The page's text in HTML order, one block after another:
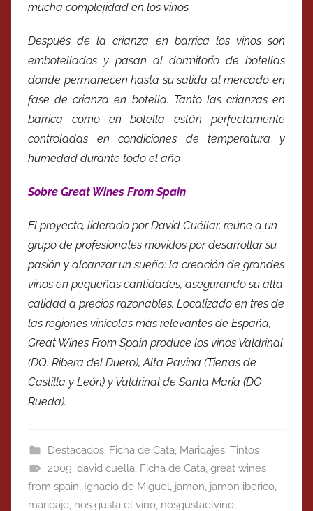
mucha complejidad en los vinos.
Después de la crianza en barrica los vinos son
embotellados y pasan al dormitorio de botellas
donde permanecen hasta su salida al mercado en
fase de crianza en botella. Tanto las crianzas en
barrica como en botella están perfectamente
controladas en condiciones de temperatura y
humedad durante todo el año.
Sobre Great Wines From Spain
El proyecto, liderado por David Cuéllar, reúne a un
grupo de profesionales movidos por desarrollar su
pasión y alcanzar un sueño: la creación de grandes
vinos en pequeñas cantidades, asegurando su alta
calidad a precios razonables. Localizado en tres de
las regiones vinícolas más relevantes de España,
Great Wines From Spain produce los vinos Valdrinal
(DO. Ribera del Duero), Alta Pavina (Tierras de
Castilla y León) y Valdrinal de Santa María (DO
Rueda).
Destacados, Ficha de Cata, Maridajes, Tintos
2009, david cuella, Ficha de Cata, great wines
from spain, Ignacio de Miguel, jamon, jamon iberico,
maridaje, nos gusta el vino, nosgustaelvino,